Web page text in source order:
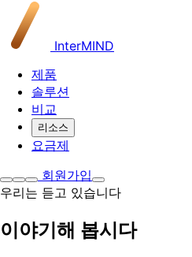
InterMIND
제품
솔루션
비교
리소스
요금제
회원가입
우리는 듣고 있습니다
이야기해 봅시다